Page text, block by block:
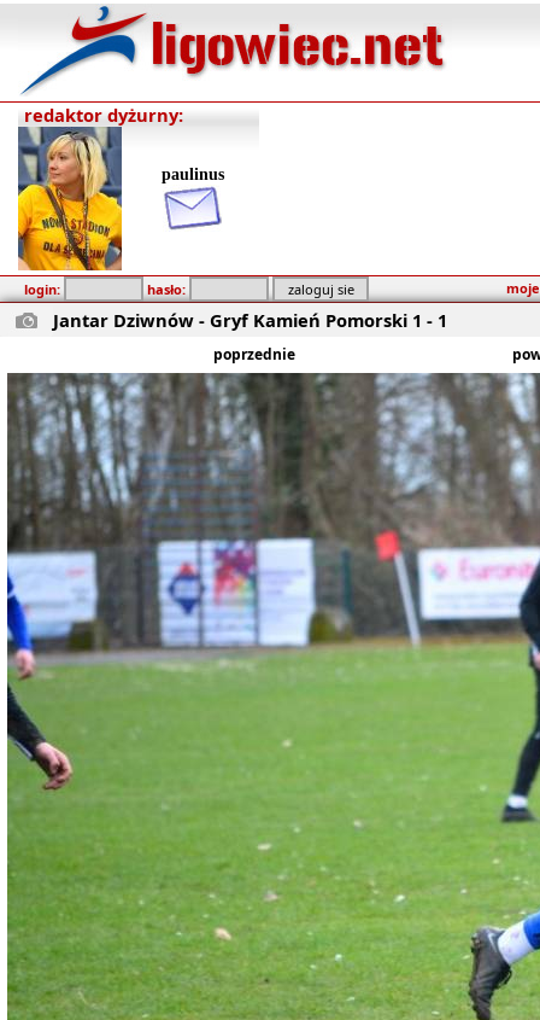
redaktor dyżurny:
paulinus
login: hasło:
Jantar Dziwnów - Gryf Kamień Pomorski 1 - 1
poprzednie